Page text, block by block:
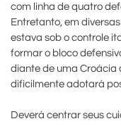
com linha de quatro
Entretanto, em
estava sob o controle
formar o bloco
diante de uma Croácia
dificilmente adotará
Deverá centrar seus